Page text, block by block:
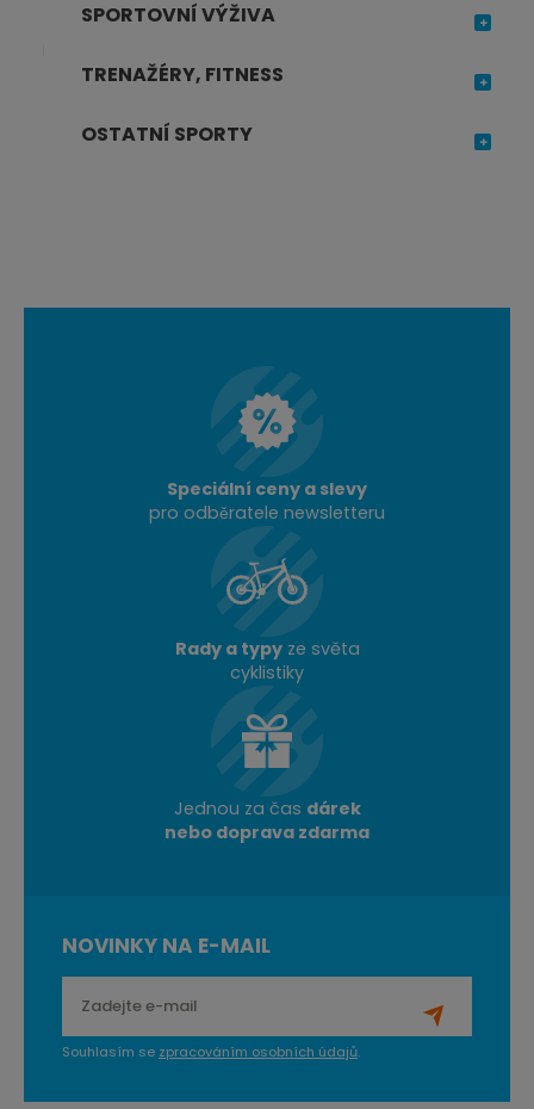
SPORTOVNÍ VÝŽIVA
TRENAŽÉRY, FITNESS
OSTATNÍ SPORTY
Speciální ceny a slevy
pro odběratele newsletteru
Rady a typyze světa
cyklistiky
Jednou za čas dárek
nebo doprava zdarma
NOVINKY NA E-MAIL
Souhlasím se zpracováním osobních údajů.